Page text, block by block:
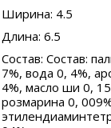
Ширина: 4.5
Длина: 6.5
Состав: Состав:
7%, вода 0, 4%,
4%, масло ши 0,
розмарина 0,